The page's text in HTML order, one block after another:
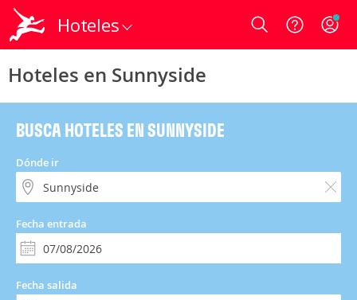
Hoteles Login
Hoteles en Sunnyside
BUSCA HOTELES EN SUNNYSIDE
Dónde ir
Fecha entrada
Fecha salida